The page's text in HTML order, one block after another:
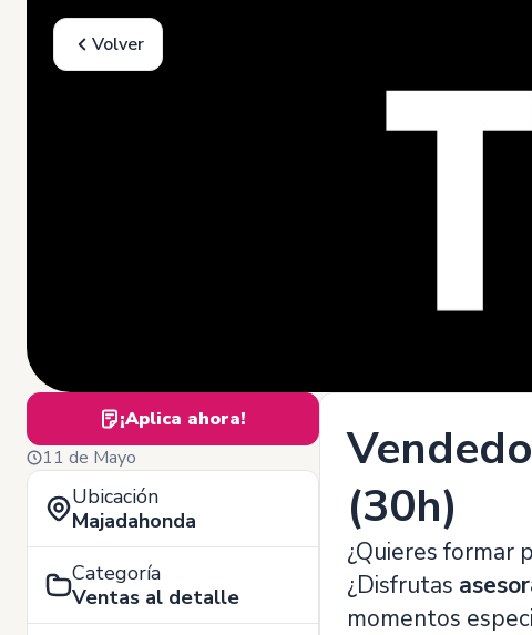
Volver
¡Aplica ahora!
11 de Mayo
Ubicación
Majadahonda
Categoría
Ventas al detalle
(30h)
¿Quieres formar
¿Disfrutas
momentos